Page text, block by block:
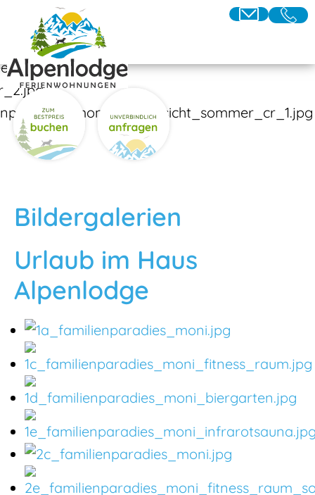
Bildergalerien
Urlaub im Haus
Alpenlodge